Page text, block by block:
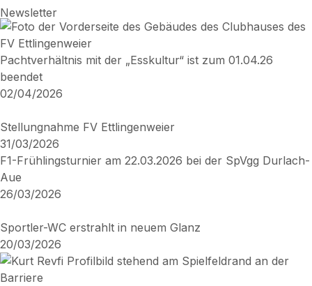
Newsletter
Pachtverhältnis mit der „Esskultur“ ist zum 01.04.26
beendet
02/04/2026
Stellungnahme FV Ettlingenweier
31/03/2026
F1-Frühlingsturnier am 22.03.2026 bei der SpVgg Durlach-
Aue
26/03/2026
Sportler-WC erstrahlt in neuem Glanz
20/03/2026